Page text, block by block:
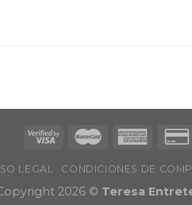
LEGAL CONDICIONES DE
2026 © Teresa